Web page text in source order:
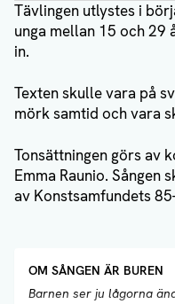
Tävlingen utlystes i
unga mellan 15 och 29
in.
Texten skulle vara på
mörk samtid och vara
Tonsättningen görs av
Emma Raunio. Sången
av Konstsamfundets
OM SÅNGEN ÄR BUREN
Barnen ser ju lågorna